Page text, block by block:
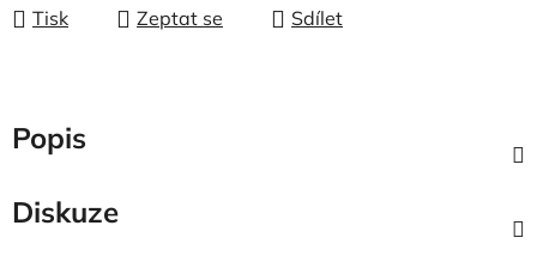
Tisk Zeptat se Sdílet
Popis
Diskuze